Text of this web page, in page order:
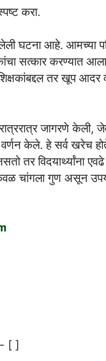
करा.
घटना आहे. आमच्या
सत्कार करण्यात
तर खूप आदर
जागरणे केली,
वर्णन केले. हे सर्व खरेच
तर विदयार्थ्यांना
चांगला गुण असून
[ ]